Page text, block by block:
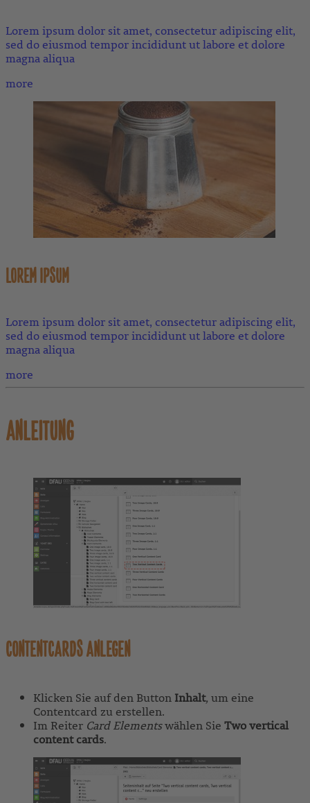
Lorem ipsum dolor sit amet, consectetur adipiscing elit,
sed do eiusmod tempor incididunt ut labore et dolore
magna aliqua
more
LOREM IPSUM
Lorem ipsum dolor sit amet, consectetur adipiscing elit,
sed do eiusmod tempor incididunt ut labore et dolore
magna aliqua
more
ANLEITUNG
CONTENTCARDS ANLEGEN
Klicken Sie auf den Button Inhalt, um eine
Contentcard zu erstellen.
Im Reiter Card Elementswählen Sie Two vertical
content cards.